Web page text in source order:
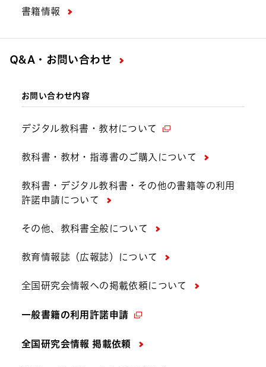
書籍情報
Q&A・お問い合わせ
お問い合わせ内容
デジタル教科書・教材について
教科書・教材・指導書のご購入について
教科書・デジタル教科書・その他の書籍等の利用
許諾申請について
その他、教科書全般について
教育情報誌（広報誌）について
全国研究会情報への掲載依頼について
一般書籍の利用許諾申請
全国研究会情報 掲載依頼